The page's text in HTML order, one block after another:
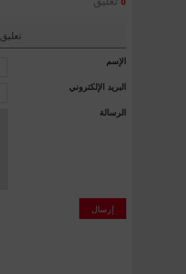
0
تعليق
الإسم
البريد الإلكتروني
الرسالة
إرسال